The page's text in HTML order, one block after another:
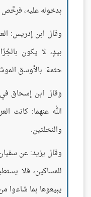
بدخوله عليه، فرخَّص
وقال ابن إدريس:
بيدٍ، لا يكون
حثمة: بالأوسق
وقال ابن إسحاق
الله عنهما: كانت
والنخلتين.
وقال يزيد: عن
للمساكين، فلا
يبيعوها بما شاءوا